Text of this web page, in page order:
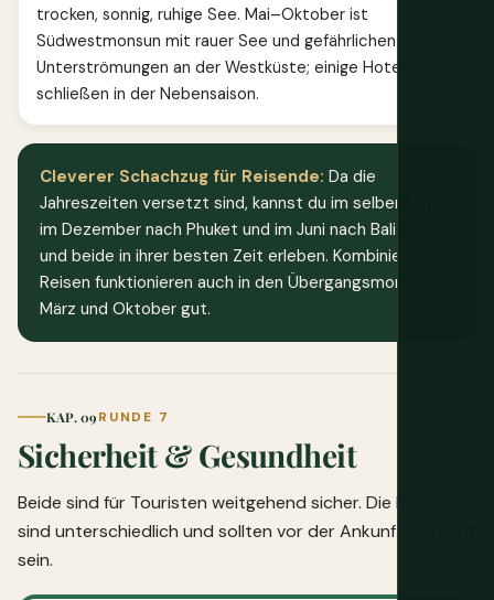
trocken, sonnig, ruhige See. Mai–Oktober ist
Südwestmonsun mit rauer See und gefährlichen
Unterströmungen an der Westküste; einige Hotels
schließen in der Nebensaison.
Cleverer Schachzug für Reisende: Da die
Jahreszeiten versetzt sind, kannst du im selben Jahr
im Dezember nach Phuket und im Juni nach Bali reisen
und beide in ihrer besten Zeit erleben. Kombinierte
Reisen funktionieren auch in den Übergangsmonaten
März und Oktober gut.
KAP. 09RUNDE 7
Sicherheit & Gesundheit
Beide sind für Touristen weitgehend sicher. Die Risiken
sind unterschiedlich und sollten vor der Ankunft bekannt
sein.